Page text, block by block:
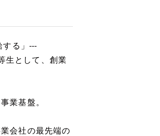
する」---
生として、創業
業基盤。
会社の最先端の